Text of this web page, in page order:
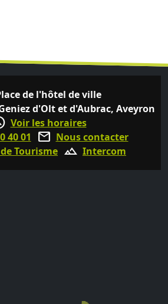
de l'hôtel de ville
d'Olt et d'Aubrac, Aveyron
Voir les horaires
40 01 mail Nous contacter
Tourisme terrain Intercom